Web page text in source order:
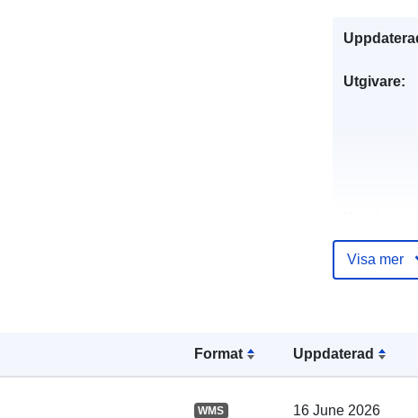
Format Uppdaterad
WMS 16 June 2026
Utgivare:
Visa mer